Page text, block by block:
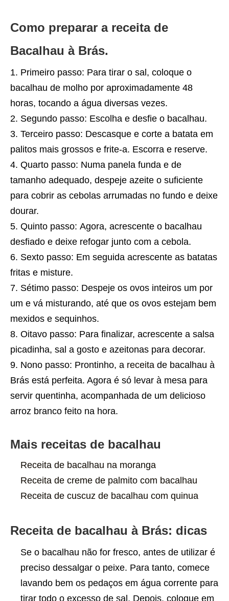
Como preparar a receita de
Bacalhau à Brás.
Primeiro passo: Para tirar o sal, coloque o
bacalhau de molho por aproximadamente 48
horas, tocando a água diversas vezes.
Segundo passo: Escolha e desfie o bacalhau.
Terceiro passo: Descasque e corte a batata em
palitos mais grossos e frite-a. Escorra e reserve.
Quarto passo: Numa panela funda e de
tamanho adequado, despeje azeite o suficiente
para cobrir as cebolas arrumadas no fundo e deixe
dourar.
Quinto passo: Agora, acrescente o bacalhau
desfiado e deixe refogar junto com a cebola.
Sexto passo: Em seguida acrescente as batatas
fritas e misture.
Sétimo passo: Despeje os ovos inteiros um por
um e vá misturando, até que os ovos estejam bem
mexidos e sequinhos.
Oitavo passo: Para finalizar, acrescente a salsa
picadinha, sal a gosto e azeitonas para decorar.
Nono passo: Prontinho, a receita de bacalhau à
Brás está perfeita. Agora é só levar à mesa para
servir quentinha, acompanhada de um delicioso
arroz branco feito na hora.
Mais receitas de bacalhau
Receita de bacalhau na moranga
Receita de creme de palmito com bacalhau
Receita de cuscuz de bacalhau com quinua
Receita de bacalhau à Brás: dicas
Se o bacalhau não for fresco, antes de utilizar é
preciso dessalgar o peixe. Para tanto, comece
lavando bem os pedaços em água corrente para
tirar todo o excesso de sal. Depois, coloque em